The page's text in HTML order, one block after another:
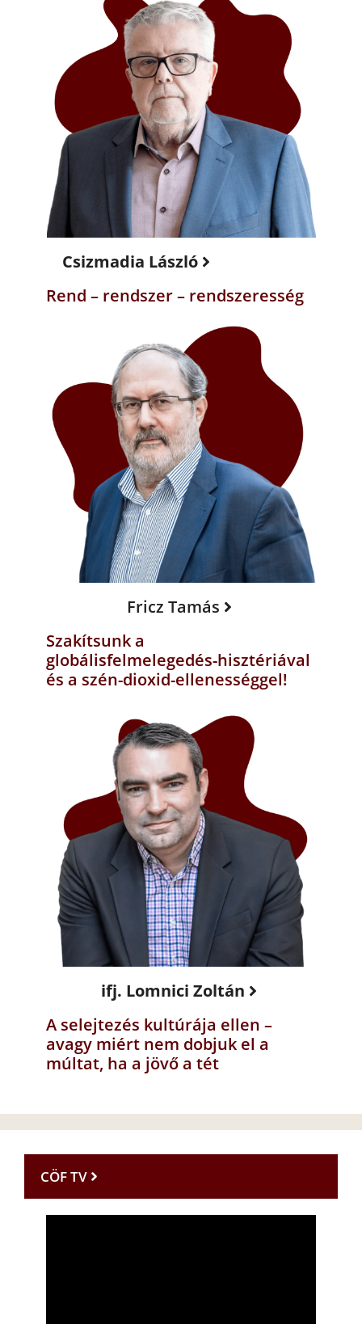
Csizmadia László
Rend – rendszer – rendszeresség
Fricz Tamás
Szakítsunk a
globálisfelmelegedés-hisztériával
és a szén-dioxid-ellenességgel!
ifj. Lomnici Zoltán
A selejtezés kultúrája ellen –
avagy miért nem dobjuk el a
múltat, ha a jövő a tét
CÖF TV